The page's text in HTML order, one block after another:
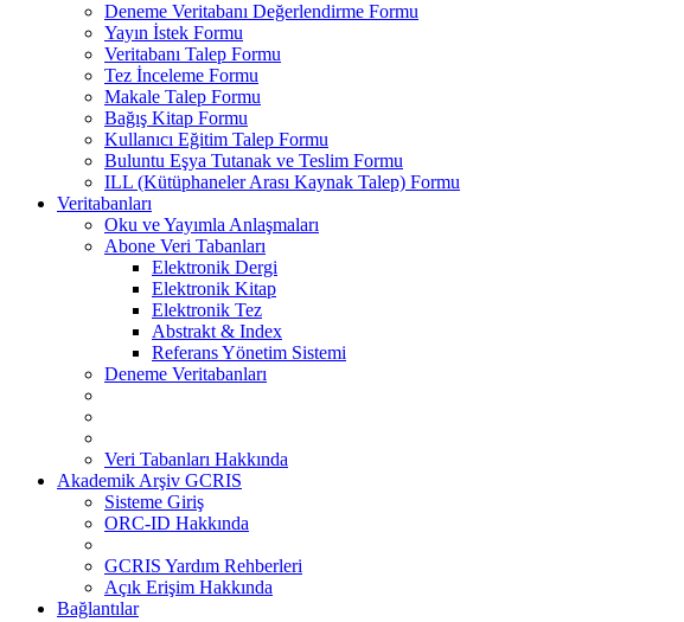
Deneme Veritabanı Değerlendirme Formu
Yayın İstek Formu
Veritabanı Talep Formu
Tez İnceleme Formu
Makale Talep Formu
Bağış Kitap Formu
Kullanıcı Eğitim Talep Formu
Buluntu Eşya Tutanak ve Teslim Formu
ILL (Kütüphaneler Arası Kaynak Talep) Formu
Veritabanları
Oku ve Yayımla Anlaşmaları
Abone Veri Tabanları
Elektronik Dergi
Elektronik Kitap
Elektronik Tez
Abstrakt & Index
Referans Yönetim Sistemi
Deneme Veritabanları
Veri Tabanları Hakkında
Akademik Arşiv GCRIS
Sisteme Giriş
ORC-ID Hakkında
GCRIS Yardım Rehberleri
Açık Erişim Hakkında
Bağlantılar